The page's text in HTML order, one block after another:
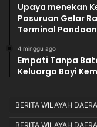
Upaya menekan
Pasuruan Gelar
Terminal Pandaan
4 minggu ago
Empati Tanpa
Keluarga Bayi
BERITA WILAYAH
BERITA WILAYAH